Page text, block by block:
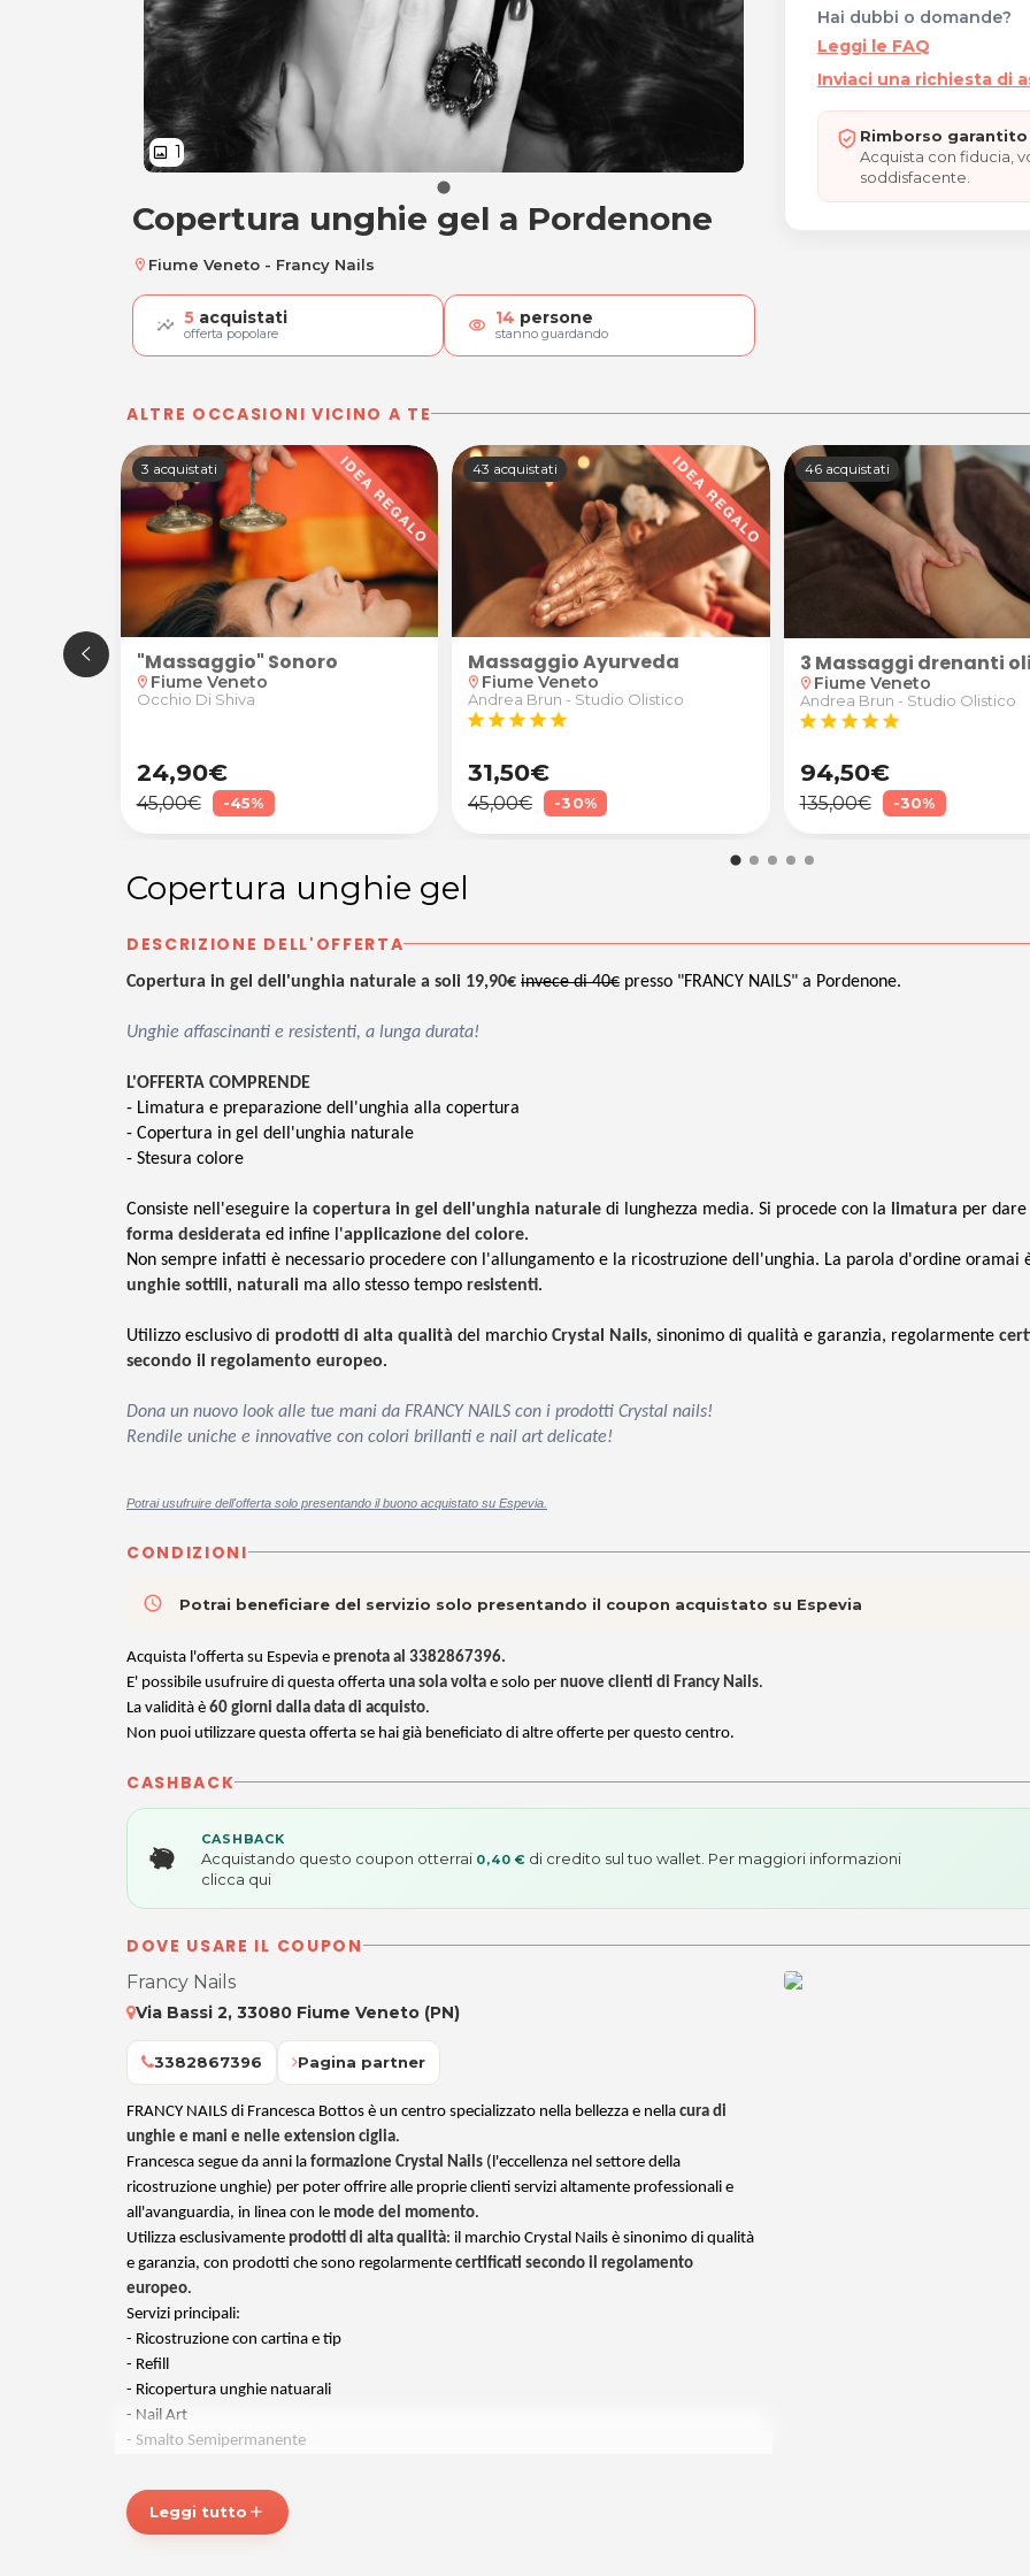
image 1
Copertura unghie gel
Copertura unghie gel a Pordenone
location_on Fiume Veneto - Francy Nails
5 acquistati
offerta popolare visibility 14 persone
stanno guardando
Hai dubbi o domande?
Leggi le FAQ
Inviaci una richiesta di
Rimborso
Acquista con fiducia,
soddisfacente.
ALTRE OCCASIONI VICINO A TE
Massofisioterapista a Pordenone
da Daniel Michieletto Massofisioterapista a Pordenone
Capelli a Pordenone
piegae piega fashion
3 acquistati
"Massaggio" Sonoro
location_on Fiume Veneto
Occhio Di Shiva
24,90€
45,00€ -45%
43 acquistati
Massaggio Ayurveda
location_on Fiume Veneto
Andrea Brun - Studio Olistico
star star star star star
31,50€
45,00€ -30%
46 acquistati
3 Massaggi drenanti
location_on Fiume Veneto
Andrea Brun - Studio Olistico
star star star star star
94,50€
135,00€ -30%
Copertura unghie gel
DESCRIZIONE DELL'OFFERTA
Copertura in gel dell'unghia naturale a soli 19,90€ invece di 40€ presso "FRANCY NAILS" a Pordenone.
Unghie affascinanti e resistenti, a lunga durata!
L'OFFERTA COMPRENDE
- Limatura e preparazione dell'unghia alla copertura
- Copertura in gel dell'unghia naturale
- Stesura colore
Consiste nell'eseguire la copertura in gel dell'unghia naturale di lunghezza media. Si procede con la limatura per dare
forma desiderata ed infine l'applicazione del colore.
Non sempre infatti è necessario procedere con l'allungamento e la ricostruzione dell'unghia. La parola d'ordine oramai
unghie sottili, naturali ma allo stesso tempo resistenti.
Utilizzo esclusivo di prodotti di alta qualità del marchio Crystal Nails, sinonimo di qualità e garanzia, regolarmente
secondo il regolamento europeo.
Dona un nuovo look alle tue mani da FRANCY NAILS con i prodotti Crystal nails!
Rendile uniche e innovative con colori brillanti e nail art delicate!
Potrai usufruire dell'offerta solo presentando il buono acquistato su Espevia.
CONDIZIONI
access_time Potrai beneficiare del servizio solo presentando il coupon acquistato su Espevia
Acquista l'offerta su Espevia e prenota al 3382867396.
E' possibile usufruire di questa offerta una sola volta e solo per nuove clienti di Francy Nails.
La validità è 60 giorni dalla data di acquisto.
Non puoi utilizzare questa offerta se hai già beneficiato di altre offerte per questo centro.
CASHBACK
CASHBACK
Acquistando questo coupon otterrai 0,40 € di credito sul tuo wallet. Per maggiori informazioni
clicca qui
DOVE USARE IL COUPON
Francy Nails
Via Bassi 2, 33080 Fiume Veneto (PN)
3382867396 Pagina partner
FRANCY NAILS di Francesca Bottos è un centro specializzato nella bellezza e nella cura di
unghie e mani e nelle extension ciglia.
Francesca segue da anni la formazione Crystal Nails (l'eccellenza nel settore della
ricostruzione unghie) per poter offrire alle proprie clienti servizi altamente professionali e
all'avanguardia, in linea con le mode del momento.
Utilizza esclusivamente prodotti di alta qualità: il marchio Crystal Nails è sinonimo di qualità
e garanzia, con prodotti che sono regolarmente certificati secondo il regolamento
europeo.
Servizi principali:
- Ricostruzione con cartina e tip
- Refill
- Ricopertura unghie natuarali
- Nail Art
- Smalto Semipermanente
- Extension Ciglia
Leggi tutto add